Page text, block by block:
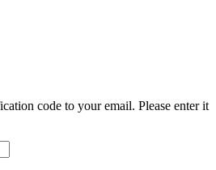
code to your email. Please enter it